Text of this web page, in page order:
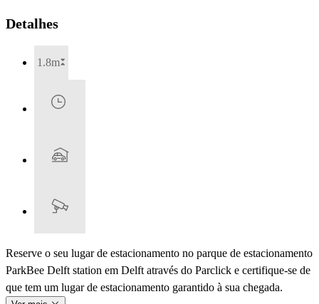
Detalhes
1.8m
Reserve o seu lugar de estacionamento no parque de estacionamento
ParkBee Delft station em Delft através do Parclick e certifique-se de
que tem um lugar de estacionamento garantido à sua chegada.